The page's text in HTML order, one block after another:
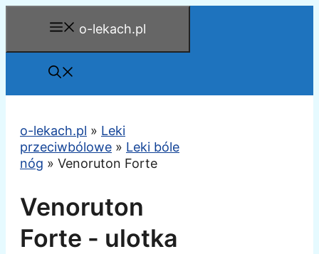
o-lekach.pl
o-lekach.pl » Leki
przeciwbólowe » Leki bóle
nóg » Venoruton Forte
Venoruton
Forte - ulotka